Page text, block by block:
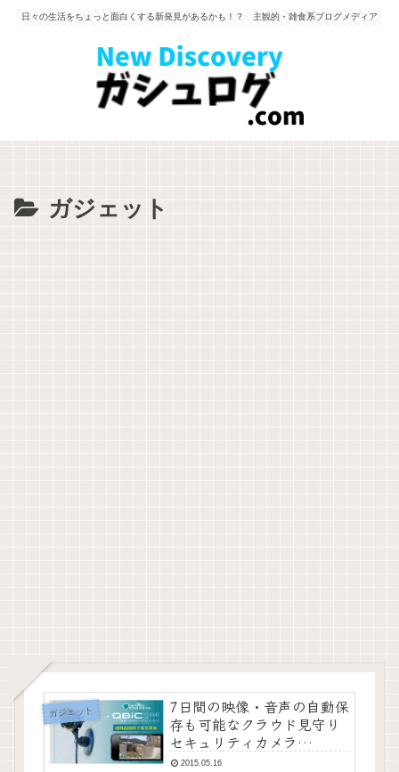
日々の生活をちょっと面白くする新発見があるかも！？ 主観的・雑食系ブログメディア
ガジェット
ガジェット
7日間の映像・音声の自動保
存も可能なクラウド見守り
セキュリティカメラ
『QBIC-CLOUD CC-1』で
2015.05.16